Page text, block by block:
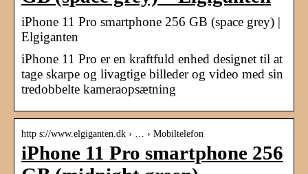
iPhone 11 Pro smartphone 256 GB (space grey) |
Elgiganten
iPhone 11 Pro er en kraftfuld enhed designet til at
tage skarpe og livagtige billeder og video med sin
tredobbelte kameraopsætning
http s://www.elgiganten.dk › … › Mobiltelefon
iPhone 11 Pro smartphone 256